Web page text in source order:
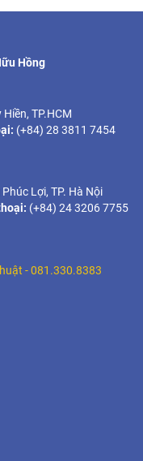
Hồng
TP.HCM
(+84) 28 3811 7454
Lợi, TP. Hà Nội
(+84) 24 3206 7755
-081.330.8383